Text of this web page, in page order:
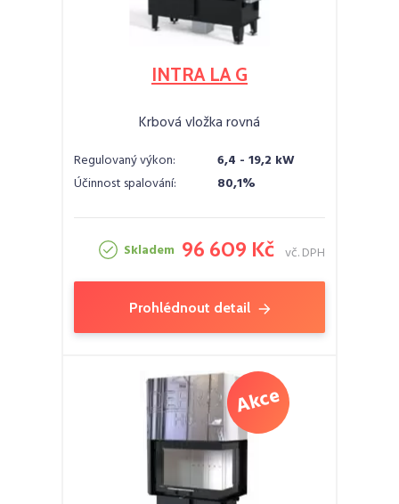
INTRA LA G
Krbová vložka rovná
Regulovaný výkon:
6,4 - 19,2 kW
Účinnost spalování:
80,1%
Skladem 96 609 Kč vč. DPH
Prohlédnout detail